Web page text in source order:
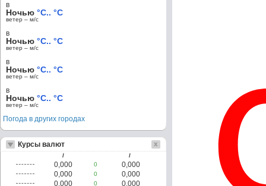
в
Ночью °C.. °C
ветер – м/c
в
Ночью °C.. °C
ветер – м/c
в
Ночью °C.. °C
ветер – м/c
в
Ночью °C.. °C
ветер – м/c
Погода в других городах
Курсы валют
/ /
0,000 0
0,000
0,000
0
0,000
0,000
0
0,000